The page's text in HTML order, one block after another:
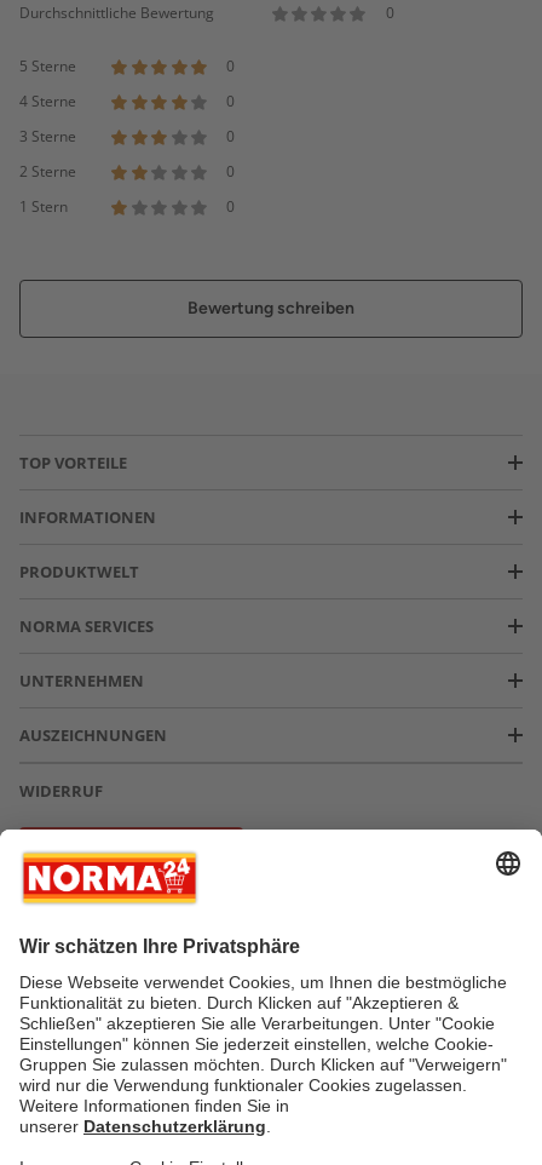
Durchschnittliche Bewertung 0
5 Sterne
0
4 Sterne
0
3 Sterne
0
2 Sterne
0
1 Stern
0
Bewertung schreiben
TOP VORTEILE
INFORMATIONEN
PRODUKTWELT
NORMA SERVICES
UNTERNEHMEN
AUSZEICHNUNGEN
WIDERRUF
Vertrag widerrufen
* Greifen Sie schnell zu! Alle angegebenen Preise in Euro und inklusive der
gesetzlichen Mehrwertsteuer. Irrtümer durch Schreib-, Programmier- und